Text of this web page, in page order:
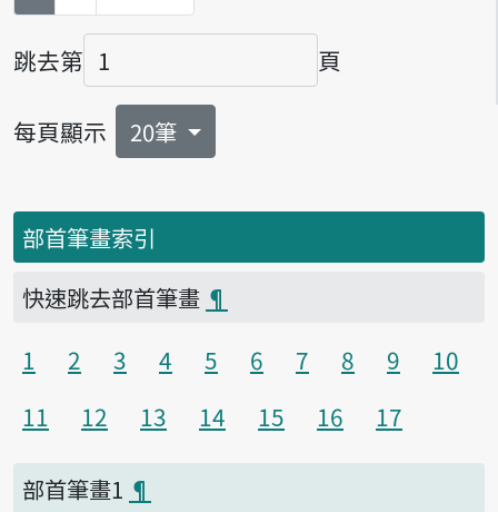
跳去第
頁碼
頁
每頁顯示 20筆
部首筆畫索引
快速跳去部首筆畫 ¶
1
2 3 4 5 6 7 8 9
10
11
12 13 14 15 16 17
部首筆畫1 ¶